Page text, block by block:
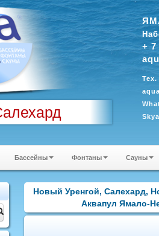
+ 7
Тех.
Бассейны Фонтаны Сауны
Новый Уренгой, Салехард,
Аквапул Ямало-